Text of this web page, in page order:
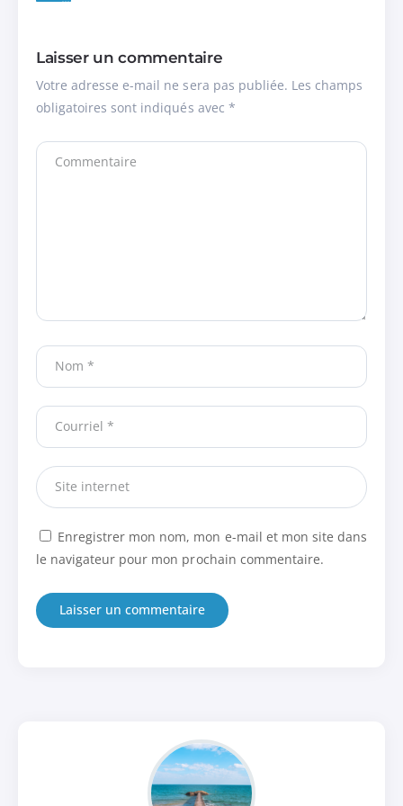
Laisser un commentaire
Votre adresse e-mail ne sera pas publiée. Les champs
obligatoires sont indiqués avec *
Enregistrer mon nom, mon e-mail et mon site dans
le navigateur pour mon prochain commentaire.